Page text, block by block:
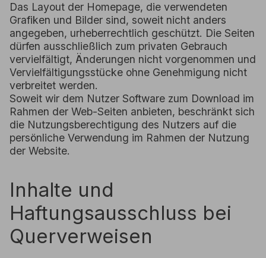
Das Layout der Homepage, die verwendeten
Grafiken und Bilder sind, soweit nicht anders
angegeben, urheberrechtlich geschützt. Die Seiten
dürfen ausschließlich zum privaten Gebrauch
vervielfältigt, Änderungen nicht vorgenommen und
Vervielfältigungsstücke ohne Genehmigung nicht
verbreitet werden.
Soweit wir dem Nutzer Software zum Download im
Rahmen der Web-Seiten anbieten, beschränkt sich
die Nutzungsberechtigung des Nutzers auf die
persönliche Verwendung im Rahmen der Nutzung
der Website.
Inhalte und
Haftungsausschluss bei
Querverweisen